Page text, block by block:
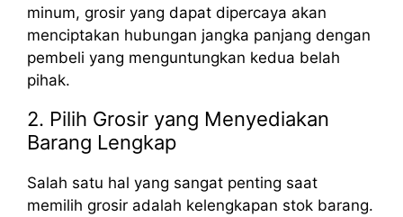
minum, grosir yang dapat dipercaya akan
menciptakan hubungan jangka panjang dengan
pembeli yang menguntungkan kedua belah
pihak.
2. Pilih Grosir yang Menyediakan
Barang Lengkap
Salah satu hal yang sangat penting saat
memilih grosir adalah kelengkapan stok barang.